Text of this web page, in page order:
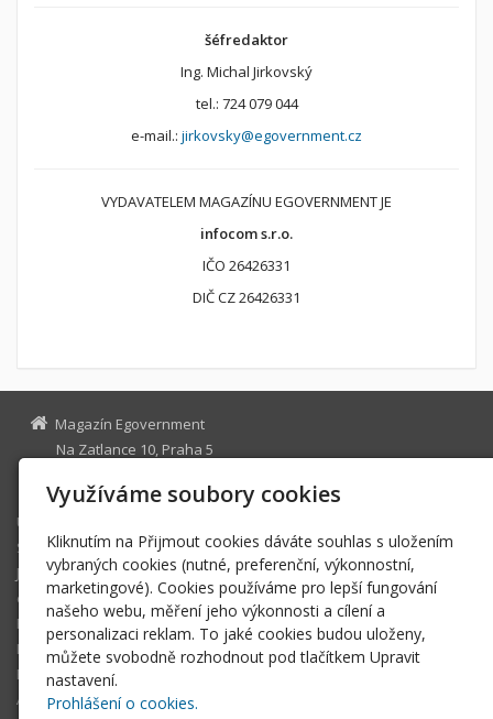
šéfredaktor
Ing. Michal Jirkovský
tel.: 724 079 044
e-mail.: jirkovsky@egovernment.cz
VYDAVATELEM MAGAZÍNU EGOVERNMENT JE
infocom s.r.o.
IČO 26426331
DIČ CZ 26426331
Magazín Egovernment
Na Zatlance 10, Praha 5
egovernment@egovernment.cz
Úvodní stránka
STUDIO
JIHLAVA
eOSOBNOST
ROK INFORMATIKY
MIKULOV
EGOVERNMENT THE BEST
ARCHIV MAGAZÍNU
Využíváme soubory cookies
Kliknutím na Přijmout cookies dáváte souhlas s uložením
vybraných cookies (nutné, preferenční, výkonnostní,
marketingové). Cookies používáme pro lepší fungování
našeho webu, měření jeho výkonnosti a cílení a
personalizaci reklam. To jaké cookies budou uloženy,
můžete svobodně rozhodnout pod tlačítkem Upravit
nastavení.
Prohlášení o cookies.